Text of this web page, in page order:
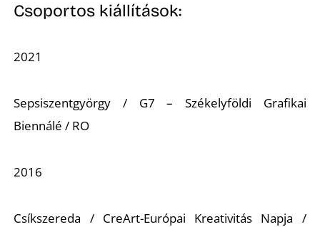
Csoportos kiállítások:
2021
Sepsiszentgyörgy / G7 – Székelyföldi Grafikai
Biennálé / RO
2016
Csíkszereda / CreArt-Európai Kreativitás Napja /